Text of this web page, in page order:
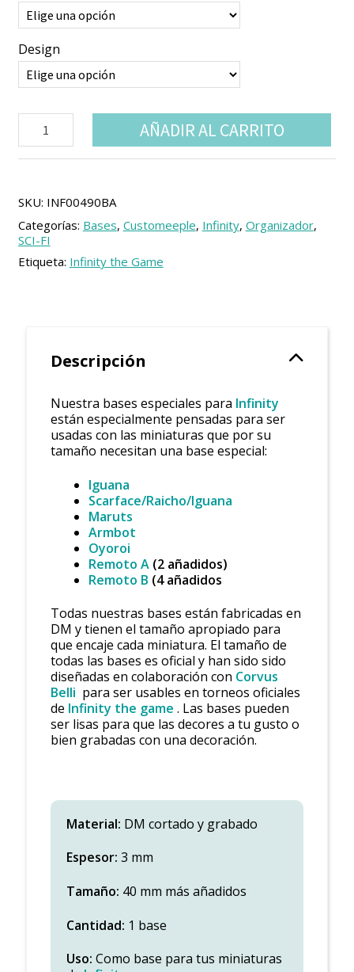
Design
especiales
para
unidad)
AÑADIR AL CARRITO
SKU: INF00490BA
Categorías: Bases, Customeeple, Infinity, Organizador,
SCI-FI
Etiqueta: Infinity the Game
Descripción
Nuestra bases especiales para Infinity
están especialmente pensadas para ser
usadas con las miniaturas que por su
tamaño necesitan una base especial:
Iguana
Scarface/Raicho/Iguana
Maruts
Armbot
Oyoroi
Remoto A(2 añadidos)
Remoto B (4 añadidos
Todas nuestras bases están fabricadas en
DM y tienen el tamaño apropiado para
que encaje cada miniatura. El tamaño de
todas las bases es oficial y han sido sido
diseñadas en colaboración con Corvus
Belli para ser usables en torneos oficiales
de Infinity the game . Las bases pueden
ser lisas para que las decores a tu gusto o
bien grabadas con una decoración.
Material: DM cortado y grabado
Espesor: 3 mm
Tamaño: 40 mm más añadidos
Cantidad: 1 base
Uso: Como base para tus miniaturas